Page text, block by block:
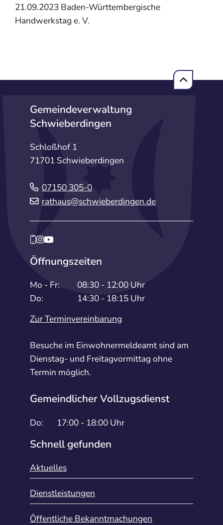
21.09.2023 Baden-Württembergische
Handwerkstag e. V.
Gemeindeverwaltung
Schwieberdingen
Schloßhof 1
71701 Schwieberdingen
07150 305-0
rathaus@schwieberdingen.de
Öffnungszeiten
Mo - Fr:
08:30 - 12:00 Uhr
Do:
14:30 - 18:15 Uhr
Zur Terminvereinbarung
Besuche im Einwohnermeldeamt sind am
Dienstag- und Freitagvormittag ohne
Termin möglich.
Gemeindlicher Vollzugsdienst
Do: 17:00 - 18:00 Uhr
Schnell gefunden
Aktuelles
Dienstleistungen
Öffentliche Bekanntmachungen